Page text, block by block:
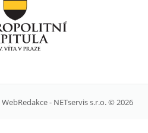
WebRedakce- NETservis s.r.o.© 2026